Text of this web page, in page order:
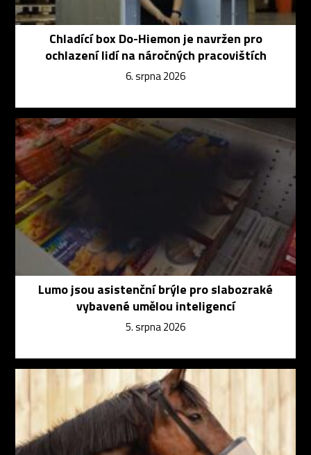
Chladící box Do-Hiemon je navržen pro
ochlazení lidí na náročných pracovištích
6. srpna 2026
Lumo jsou asistenční brýle pro slabozraké
vybavené umělou inteligencí
5. srpna 2026